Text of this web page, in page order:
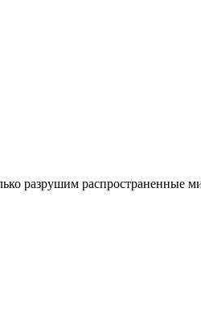
разрушим распространенные